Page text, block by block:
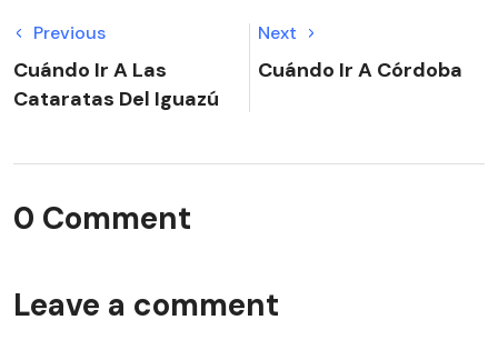
Previous
Cuándo Ir A Las
Cataratas Del Iguazú
Next
Cuándo Ir A Córdoba
0 Comment
Leave a comment